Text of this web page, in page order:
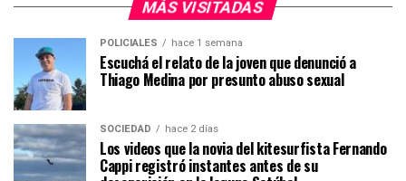
MÁS VISITADAS
POLICIALES hace 1 semana
Escuchá el relato de la joven que denunció a
Thiago Medina por presunto abuso sexual
SOCIEDAD hace 2 días
Los videos que la novia del kitesurfista Fernando
Cappi registró instantes antes de su